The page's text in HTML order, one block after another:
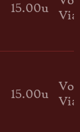
15.00u
15.00u